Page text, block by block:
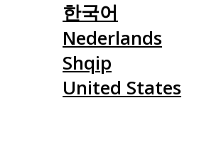
한국어
Nederlands
Shqip
United States